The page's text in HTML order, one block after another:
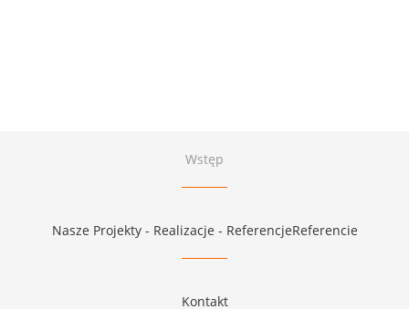
Wstęp
Nasze Projekty - Realizacje - ReferencjeReferencie
Kontakt